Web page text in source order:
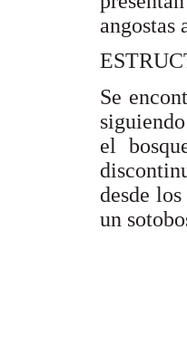
angostas
Se
el
desde
un